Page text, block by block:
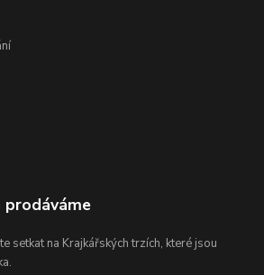
prodáváme
setkat na Krajkářských trzích, které jsou